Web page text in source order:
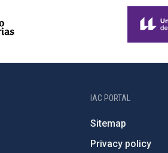
IAC PORTAL
Sitemap
Privacy policy